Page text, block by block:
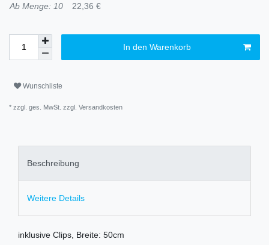
Ab Menge: 10
22,36 €
In den Warenkorb
Wunschliste
* zzgl. ges. MwSt. zzgl. Versandkosten
Beschreibung
Weitere Details
inklusive Clips, Breite: 50cm